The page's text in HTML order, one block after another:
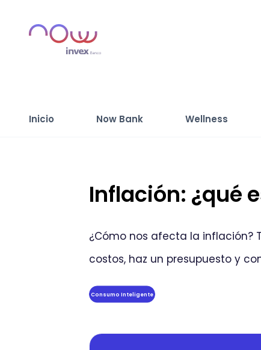
Inicio Now Bank Wellness
Inflación: ¿qué
¿Cómo nos afecta la inflación?
costos, haz un presupuesto y
Consumo Inteligente